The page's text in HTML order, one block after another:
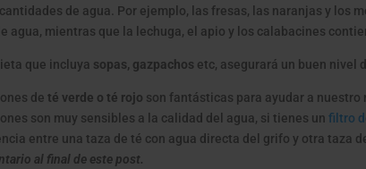
de agua. Por ejemplo, las fresas, las naranjas y los
agua, mientras que la lechuga, el apio y los calabacines
que incluya sopas, gazpachos etc, asegurará un buen nivel
deté verde o té rojo son fantásticas para ayudar a
son muy sensibles a la calidad del agua, si tienes unfiltro
entre una taza de té con agua directa del grifo y otra taza
al final de este post.